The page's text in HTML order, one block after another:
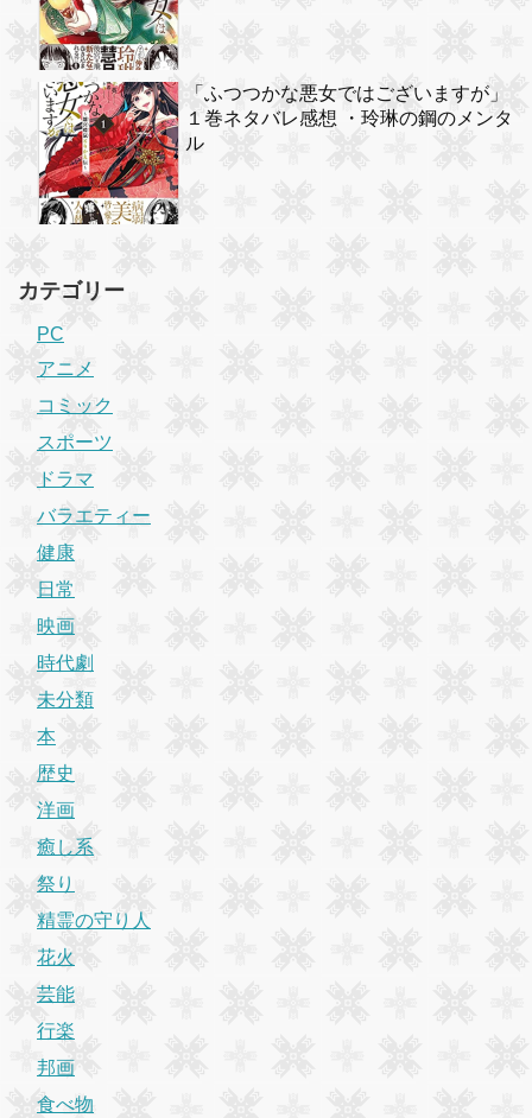
「ふつつかな悪女ではございますが」
１巻ネタバレ感想 ・玲琳の鋼のメンタ
ル
カテゴリー
PC
アニメ
コミック
スポーツ
ドラマ
バラエティー
健康
日常
映画
時代劇
未分類
本
歴史
洋画
癒し系
祭り
精霊の守り人
花火
芸能
行楽
邦画
食べ物